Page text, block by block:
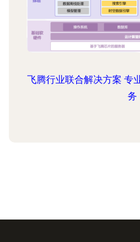
飞腾行业联合解决方案 专
务